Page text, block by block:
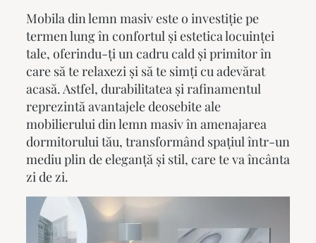
Mobila din lemn masiveste o investiție pe
termen lung în confortul și estetica locuinței
tale, oferindu-ți un cadru cald și primitor în
care să te relaxezi și să te simți cu adevărat
acasă. Astfel, durabilitatea și rafinamentul
reprezintă avantajele deosebite ale
mobilierului din lemn masiv în amenajarea
dormitorului tău, transformând spațiul într-un
mediu plin de eleganță și stil, care te va încânta
zi de zi.